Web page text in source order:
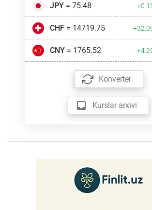
JPY= 75.48
CHF= 14719.75
CNY= 1765.52
Konverter
Kurslar arxivi